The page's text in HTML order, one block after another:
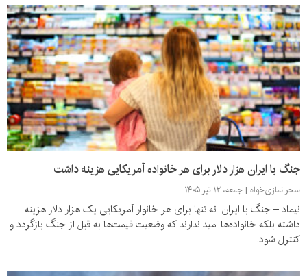
جنگ با ایران هزار دلار برای هر خانواده آمریکایی هزینه داشت
سحر نمازی‌خواه جمعه، ۱۲ تیر ۱۴۰۵
نیماد – جنگ با ایران نه تنها برای هر خانوار آمریکایی یک هزار دلار هزینه
داشته بلکه خانواده‌ها امید ندارند که وضعیت قیمت‌ها به قبل از جنگ بازگردد و
کنترل شود.